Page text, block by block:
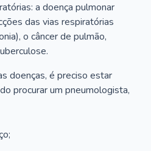
a doença pulmonar
das vias respiratórias
o câncer de pulmão,
doenças, é preciso estar
procurar um pneumologista,